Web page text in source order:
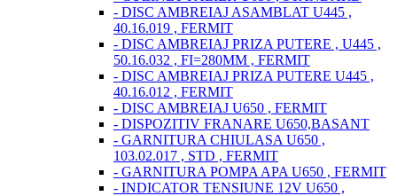
- DISC AMBREIAJ ASAMBLAT U445 ,
40.16.019 , FERMIT
- DISC AMBREIAJ PRIZA PUTERE , U445 ,
50.16.032 , FI=280MM , FERMIT
- DISC AMBREIAJ PRIZA PUTERE U445 ,
40.16.012 , FERMIT
- DISC AMBREIAJ U650 , FERMIT
- DISPOZITIV FRANARE U650,BASANT
- GARNITURA CHIULASA U650 ,
103.02.017 , STD , FERMIT
- GARNITURA POMPA APA U650 , FERMIT
- INDICATOR TENSIUNE 12V U650 ,